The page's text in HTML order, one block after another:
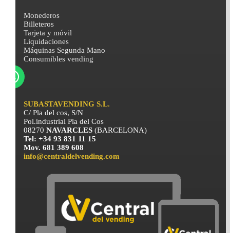
Monederos
Billeteros
Tarjeta y móvil
Liquidaciones
Máquinas Segunda Mano
Consumibles vending
SUBASTAVENDING S.L.
C/ Pla del cos, S/N
Pol.industrial Pla del Cos
08270NAVARCLES(BARCELONA)
Tel: +34 93 831 11 15
Mov. 681 389 608
info@centraldelvending.com